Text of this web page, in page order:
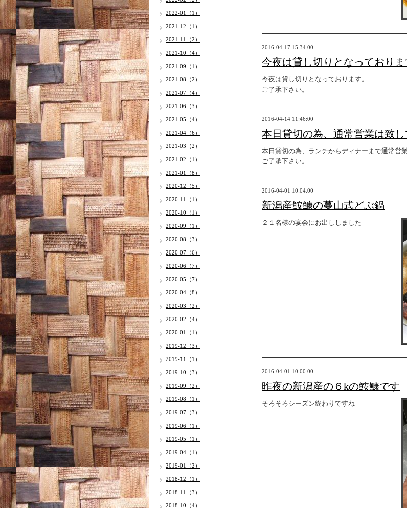
2016-04-17 15:34:00
今夜は貸し切りとなっておりま
今夜は貸し切りとなっております。
ご了承下さい。
2016-04-14 11:46:00
本日貸切の為、通常営業は致し
本日貸切の為、ランチからディナーまで通常営
ご了承下さい。
2016-04-01 10:04:00
新潟産鮟鱇の蔓山式どぶ鍋
２１名様の宴会にお出ししました
2016-04-01 10:00:00
昨夜の新潟産の６kの鮟鱇です
そろそろシーズン終わりですね
2022-01（1）
2021-12（1）
2021-11（2）
2021-10（4）
2021-09（1）
2021-08（2）
2021-07（4）
2021-06（3）
2021-05（4）
2021-04（6）
2021-03（2）
2021-02（1）
2021-01（8）
2020-12（5）
2020-11（1）
2020-10（1）
2020-09（1）
2020-08（3）
2020-07（6）
2020-06（7）
2020-05（7）
2020-04（8）
2020-03（2）
2020-02（4）
2020-01（1）
2019-12（3）
2019-11（1）
2019-10（3）
2019-09（2）
2019-08（1）
2019-07（3）
2019-06（1）
2019-05（1）
2019-04（1）
2019-01（2）
2018-12（1）
2018-11（3）
2018-10（4）